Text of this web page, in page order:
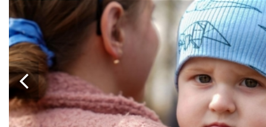
21.04.2026 14:01
ІСТОРІЯ, ЯКА СКОЛИХНУЛА
10-МІСЯЧНИЙ МАРК ОТРИМАВ
АПАРАТ ШВЛ ВІД ФОНДУ
ВАЛЕРІЯ ДУБІЛЯ